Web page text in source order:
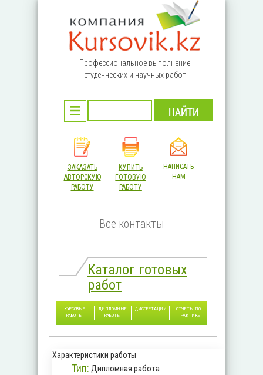
Профессиональное выполнение
студенческих и научных работ
ЗАКАЗАТЬ
АВТОРСКУЮ
РАБОТУ
КУПИТЬ
ГОТОВУЮ
РАБОТУ
НАПИСАТЬ
НАМ
Все контакты
Каталог готовых
работ
КУРСОВЫЕ
РАБОТЫ
ДИПЛОМНЫЕ
РАБОТЫ
ДИССЕРТАЦИИ
ОТЧЕТЫ ПО
ПРАКТИКЕ
Характеристики работы
Тип: Дипломная работа